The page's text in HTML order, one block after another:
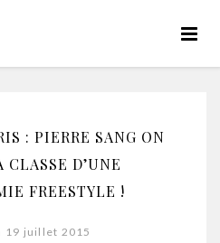
: PIERRE SANG ON
CLASSE D’UNE
FREESTYLE !
19 juillet 2015